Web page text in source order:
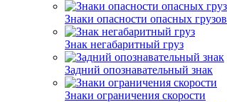
Знаки опасности опасных грузов
Знак негабаритный груз
Задний опознавательный знак
Знаки ограничения скорости